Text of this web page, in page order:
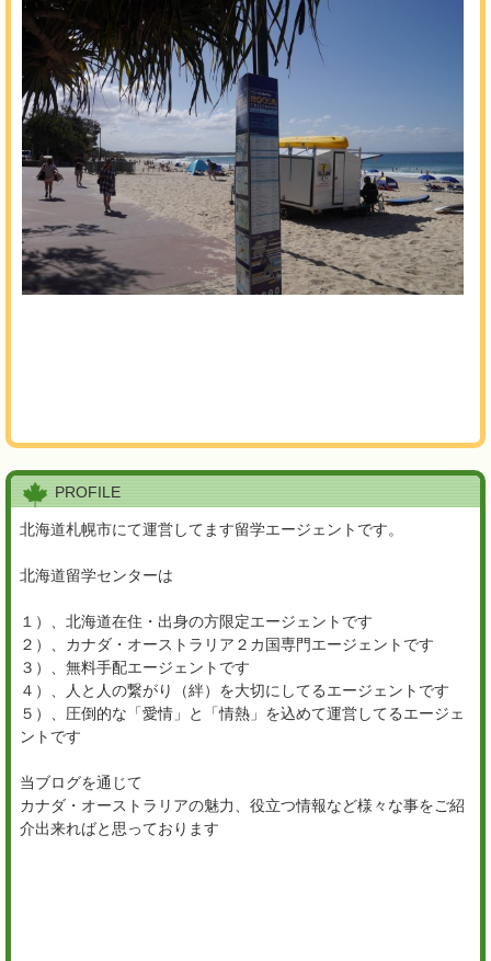
PROFILE
北海道札幌市にて運営してます留学エージェントです。
北海道留学センターは
１）、北海道在住・出身の方限定エージェントです
２）、カナダ・オーストラリア２カ国専門エージェントです
３）、無料手配エージェントです
４）、人と人の繋がり（絆）を大切にしてるエージェントです
５）、圧倒的な「愛情」と「情熱」を込めて運営してるエージェ
ントです
当ブログを通じて
カナダ・オーストラリアの魅力、役立つ情報など様々な事をご紹
介出来ればと思っております